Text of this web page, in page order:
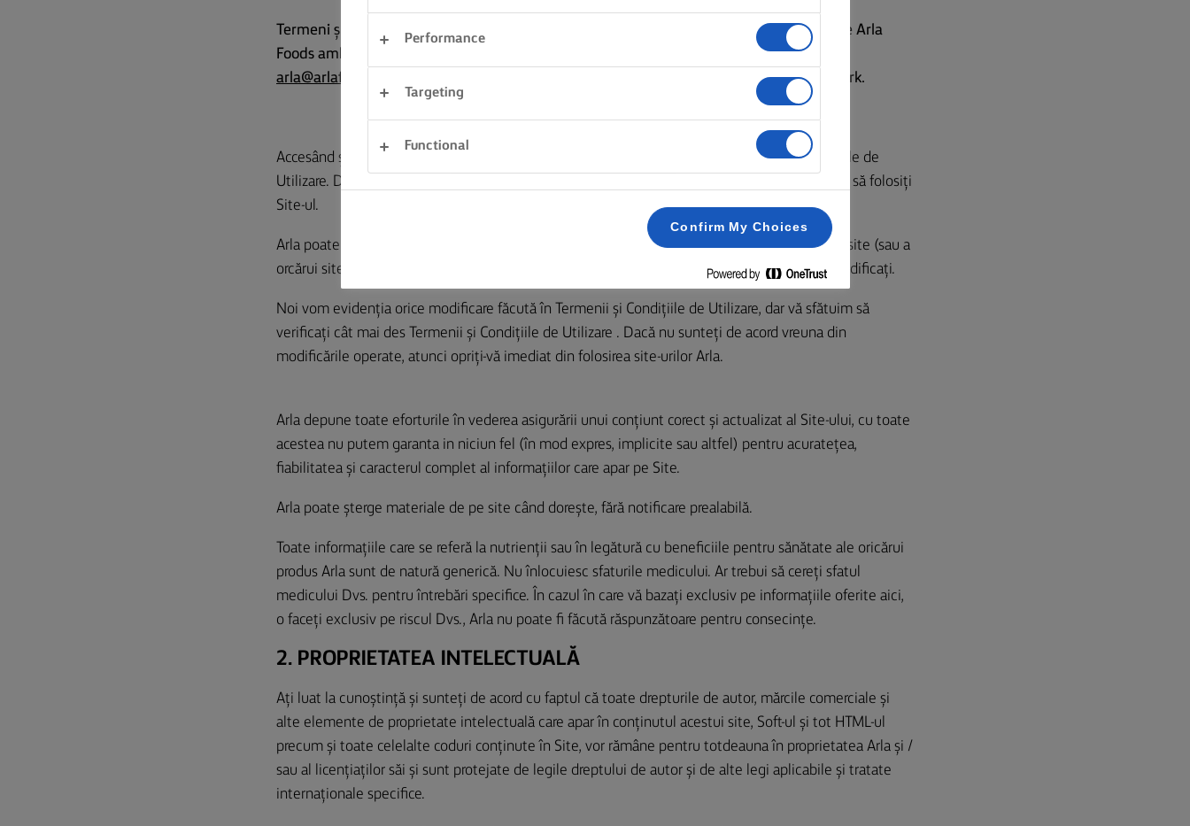
Termeni și Condiții Standard de utilizare a site-ului Arla Foods. Acest site vă este oferit de Arla
Foods amba. Dacă aveți sugestii, comentarii sau solicitări, vă rugăm să ne contactați la
arla@arlafoods.com
sau puteți să ne scrieți la adresa Sønderhøj 14, 8260 Viby J, Denmark.
Accesând și folosind Site-ul se consideră că ați citit și sunteți de acord cu Termenii și Condițiile de
Utilizare. Dacă nu acceptați în totalitate acești Termeni și Condiții nu ar trebui să accesați sau să folosiți
Site-ul.
Arla poate modifica acești Termeni și Condiții de Utilizare din când în când. Folosirea acestui site (sau a
orcărui site Arla) ulterior unor astfel de modificări demonstrează acordul Dvs. cu Termenii modificați.
Noi vom evidenția orice modificare făcută în Termenii și Condițiile de Utilizare, dar vă sfătuim să
verificați cât mai des Termenii și Condițiile de Utilizare . Dacă nu sunteți de acord vreuna din
modificările operate, atunci opriți-vă imediat din folosirea site-urilor Arla.
Arla depune toate eforturile în vederea asigurării unui conțiunt corect și actualizat al Site-ului, cu toate
acestea nu putem garanta in niciun fel (în mod expres, implicite sau altfel) pentru acuratețea,
fiabilitatea și caracterul complet al informațiilor care apar pe Site.
Arla poate șterge materiale de pe site când dorește, fără notificare prealabilă.
Toate informațiile care se referă la nutrienții sau în legătură cu beneficiile pentru sănătate ale oricărui
produs Arla sunt de natură generică. Nu înlocuiesc sfaturile medicului. Ar trebui să cereți sfatul
medicului Dvs. pentru întrebări specifice. În cazul în care vă bazați exclusiv pe informațiile oferite aici,
o faceți exclusiv pe riscul Dvs., Arla nu poate fi făcută răspunzătoare pentru consecințe.
2. PROPRIETATEA INTELECTUALĂ
Ați luat la cunoștință și sunteți de acord cu faptul că toate drepturile de autor, mărcile comerciale și
alte elemente de proprietate intelectuală care apar în conținutul acestui site, Soft-ul și tot HTML-ul
precum și toate celelalte coduri conținute în Site, vor rămâne pentru totdeauna în proprietatea Arla și /
sau al licențiaților săi și sunt protejate de legile dreptului de autor și de alte legi aplicabile și tratate
internaționale specifice.
Performance
Targeting
Functional
Confirm My Choices